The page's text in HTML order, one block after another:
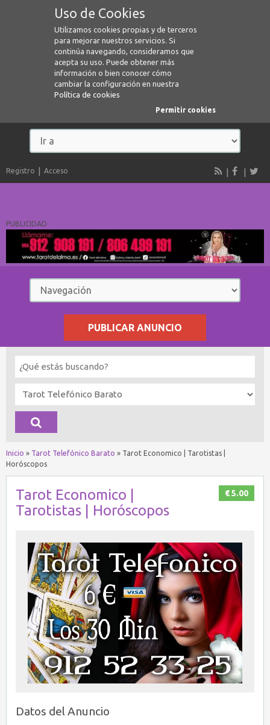
Uso de Cookies
Utilizamos cookies propias y de terceros
para mejorar nuestros servicios. Si
continúa navegando, consideramos que
acepta su uso. Puede obtener más
información o bien conocer cómo
cambiar la configuración en nuestra
Política de cookies
Permitir cookies
Registro Acceso
PUBLICIDAD
PUBLICAR ANUNCIO
Inicio » Tarot Telefónico Barato » Tarot Economico | Tarotistas |
Horóscopos
€ 5.00
Tarot Economico |
Tarotistas | Horóscopos
Datos del Anuncio